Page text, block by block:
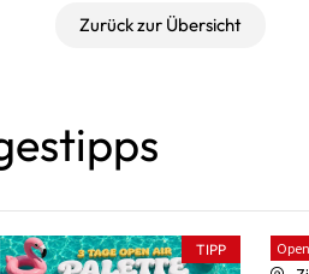
Zurück zur Übersicht
TIPP